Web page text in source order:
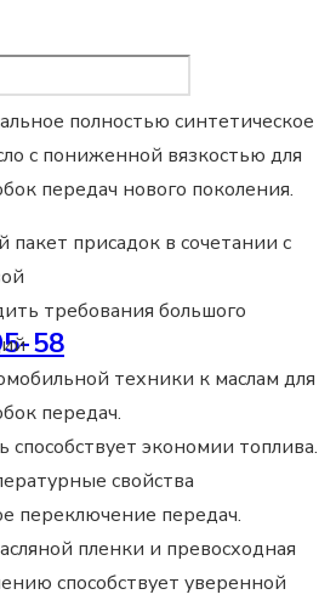
58
полностью синтетическое
с пониженной вязкостью для
передач нового поколения.
присадок в сочетании с
требования большого
техники к маслам для
передач.
экономии топлива.
свойства
переключение передач.
пленки и превосходная
способствует уверенной